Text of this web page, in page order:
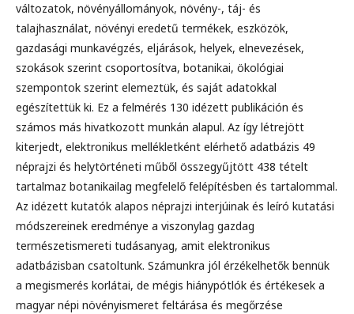
változatok, növényállományok, növény-, táj- és
talajhasználat, növényi eredetű termékek, eszközök,
gazdasági munkavégzés, eljárások, helyek, elnevezések,
szokások szerint csoportosítva, botanikai, ökológiai
szempontok szerint elemeztük, és saját adatokkal
egészítettük ki. Ez a felmérés 130 idézett publikáción és
számos más hivatkozott munkán alapul. Az így létrejött
kiterjedt, elektronikus mellékletként elérhető adatbázis 49
néprajzi és helytörténeti műből összegyűjtött 438 tételt
tartalmaz botanikailag megfelelő felépítésben és tartalommal.
Az idézett kutatók alapos néprajzi interjúinak és leíró kutatási
módszereinek eredménye a viszonylag gazdag
természetismereti tudásanyag, amit elektronikus
adatbázisban csatoltunk. Számunkra jól érzékelhetők bennük
a megismerés korlátai, de mégis hiánypótlók és értékesek a
magyar népi növényismeret feltárása és megőrzése